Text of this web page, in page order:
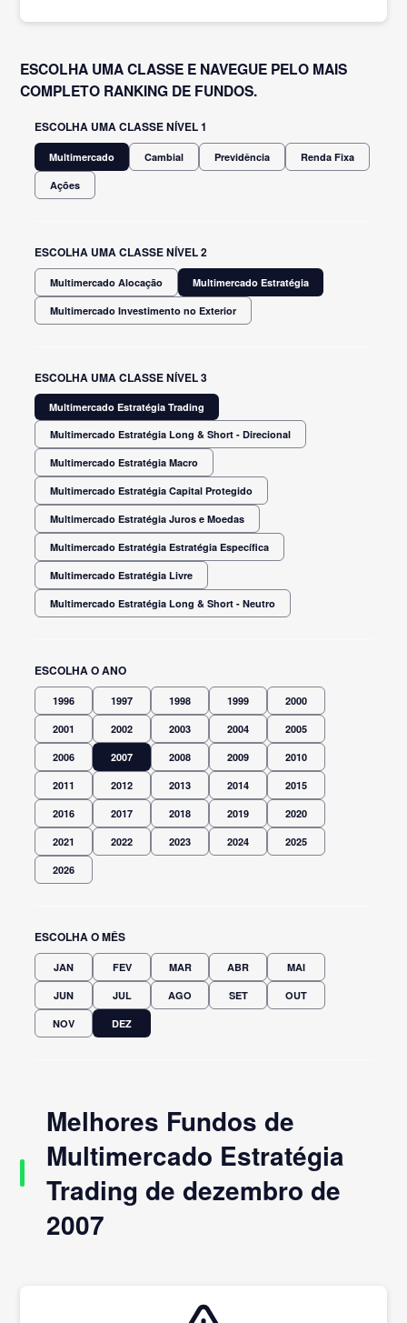
ESCOLHA UMA CLASSE E NAVEGUE PELO MAIS
COMPLETO RANKING DE FUNDOS.
ESCOLHA UMA CLASSE NÍVEL 1
Multimercado Cambial Previdência Renda Fixa
Ações
ESCOLHA UMA CLASSE NÍVEL 2
Multimercado Alocação Multimercado Estratégia
Multimercado Investimento no Exterior
ESCOLHA UMA CLASSE NÍVEL 3
Multimercado Estratégia Trading
Multimercado Estratégia Long & Short - Direcional
Multimercado Estratégia Macro
Multimercado Estratégia Capital Protegido
Multimercado Estratégia Juros e Moedas
Multimercado Estratégia Estratégia Específica
Multimercado Estratégia Livre
Multimercado Estratégia Long & Short - Neutro
ESCOLHA O ANO
1996 1997 1998 1999 2000
2001 2002 2003 2004 2005
2006 2007 2008 2009 2010
2011 2012 2013 2014 2015
2016 2017 2018 2019 2020
2021 2022 2023 2024 2025
2026
ESCOLHA O MÊS
JAN FEV MAR ABR MAI
JUN JUL AGO SET OUT
NOV DEZ
Melhores Fundos de
Multimercado Estratégia
Trading de dezembro de
2007